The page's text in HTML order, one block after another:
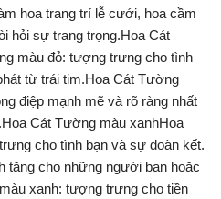
hoa trang trí lễ cưới, hoa cầm
hỏi sự trang trọng.Hoa Cát
màu đỏ: tượng trưng cho tình
từ trái tim.Hoa Cát Tường
điệp mạnh mẽ và rõ ràng nhất
Cát Tường màu xanhHoa
cho tình bạn và sự đoàn kết.
tặng cho những người bạn hoặc
xanh: tượng trưng cho tiền